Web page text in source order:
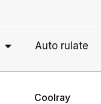
OPEN AUTO NOI
Auto rulate
Coolray